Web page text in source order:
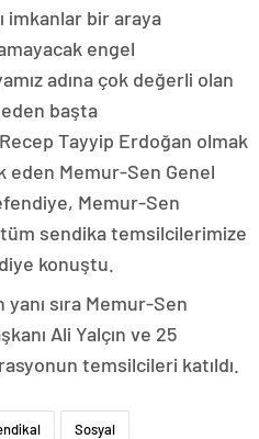
imkanlar bir araya
engel
adına çok değerli olan
başta
Tayyip Erdoğan olmak
eden Memur-Sen Genel
Memur-Sen
sendika temsilcilerimize
konuştu.
yanı sıra Memur-Sen
Ali Yalçın ve 25
temsilcileri katıldı.
Sosyal